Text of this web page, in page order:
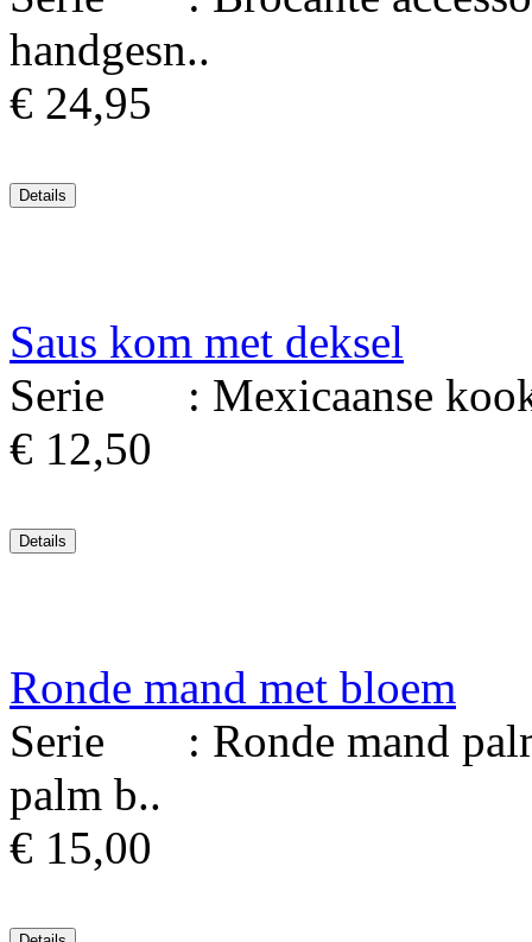
handgesn..
€ 24,95
Saus kom met deksel
Serie : Mexicaanse
€ 12,50
Ronde mand met bloem
Serie : Ronde mand
palm b..
€ 15,00